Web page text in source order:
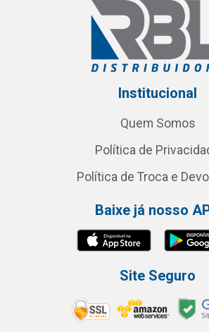
Institucional
Quem Somos
Política de
Política de Troca e
Baixe já nosso
Site Seguro